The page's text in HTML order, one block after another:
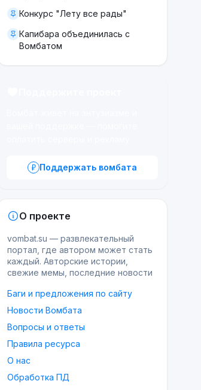
Конкурс "Лету все рады"
Капибара объединилась с
Вомбатом
Поддержать вомбата
О проекте
vombat.su — развлекательный
портал, где автором может стать
каждый. Авторские истории,
свежие мемы, последние новости
Баги и предложения по сайту
Новости Вомбата
Вопросы и ответы
Правила ресурса
О нас
Обработка ПД